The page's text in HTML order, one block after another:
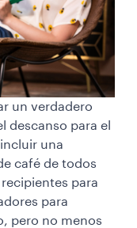
un verdadero
descanso para el
una
café de todos
para
para
pero no menos